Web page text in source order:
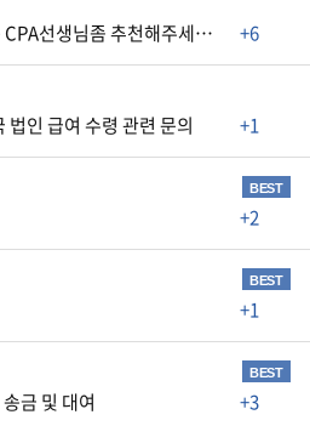
Crypto 전문으로 하는 CPA선생님좀 추천해주세요~~ +6
법인 급여 수령 관련 문의 +1
BEST
+2
BEST
+1
BEST
금 및 대여 +3